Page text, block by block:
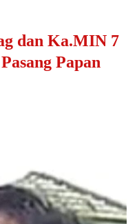
dan Ka.MIN 7
Papan